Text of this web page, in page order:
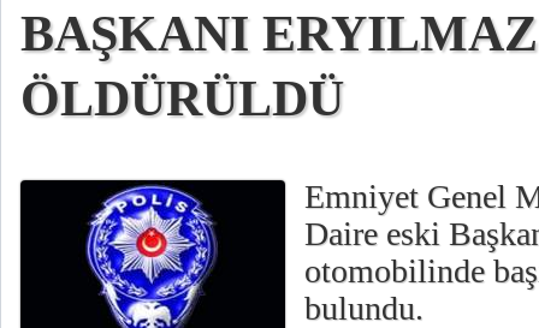
BAŞKANI ERYILMAZ
ÖLDÜRÜLDÜ
Emniyet Genel
Daire eski
otomobilinde
bulundu.